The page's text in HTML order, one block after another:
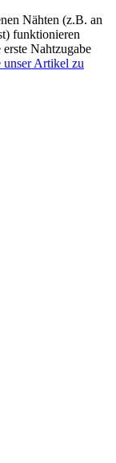
Nähten (z.B. an
funktionieren
Nahtzugabe
unser Artikel zu